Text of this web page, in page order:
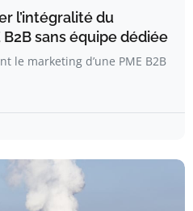
l’intégralité du
B2B sans équipe dédiée
le marketing d’une PME B2B